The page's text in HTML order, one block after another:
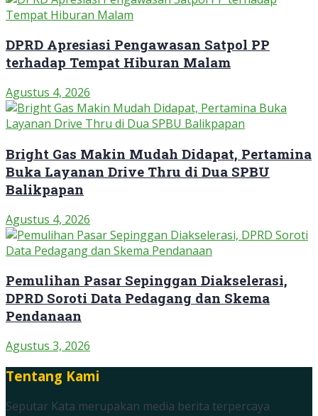
DPRD Apresiasi Pengawasan Satpol PP
terhadap Tempat Hiburan Malam
Agustus 4, 2026
Bright Gas Makin Mudah Didapat, Pertamina
Buka Layanan Drive Thru di Dua SPBU
Balikpapan
Agustus 4, 2026
Pemulihan Pasar Sepinggan Diakselerasi,
DPRD Soroti Data Pedagang dan Skema
Pendanaan
Agustus 3, 2026
Tentang Kami
Seputar Kata merupakan media berita terpercaya